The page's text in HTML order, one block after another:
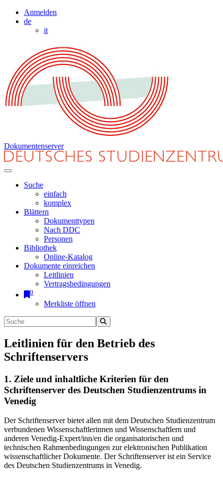
Anmelden
de
it
Dokumentenserver
Suche
einfach
komplex
Blättern
Dokumenttypen
Nach DDC
Personen
Bibliothek
Online-Katalog
Dokumente einreichen
Leitlinien
Vertragsbedingungen
0
Merkliste öffnen
Leitlinien für den Betrieb des
Schriftenservers
1. Ziele und inhaltliche Kriterien für den
Schriftenserver des Deutschen Studienzentrums in
Venedig
Der Schriftenserver bietet allen mit dem Deutschen Studienzentrum
verbundenen Wissenschaftlerinnen und Wissenschaftlern und
anderen Venedig-Expert/inn/en die organisatorischen und
technischen Rahmenbedingungen zur elektronischen Publikation
wissenschaftlicher Dokumente. Der Schriftenserver ist ein Service
des Deutschen Studienzentrums in Venedig.